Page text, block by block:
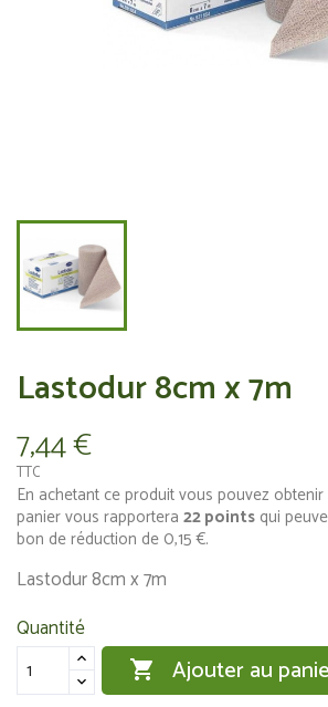
Lastodur 8cm x 7m
7,44 €
TTC
En achetant ce produit vous pouvez obtenir
panier vous rapportera 22points qui
bon de réduction de 0,15 €.
Lastodur 8cm x 7m
Quantité
 Ajouter au